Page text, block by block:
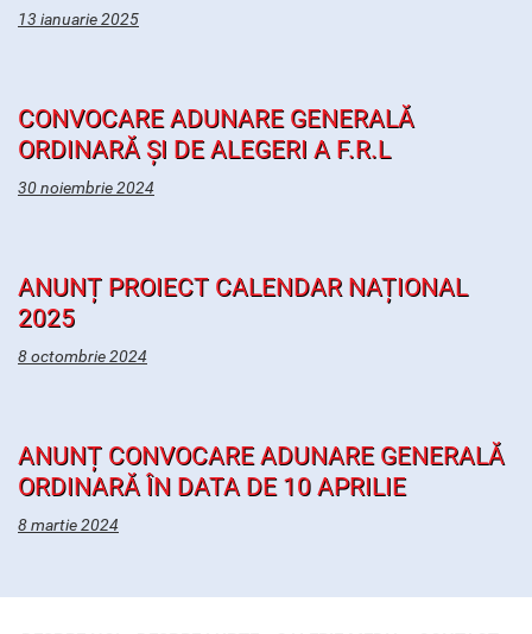
13 ianuarie 2025
CONVOCARE ADUNARE GENERALĂ
ORDINARĂ ȘI DE ALEGERI A F.R.L
30 noiembrie 2024
ANUNȚ PROIECT CALENDAR NAȚIONAL
2025
8 octombrie 2024
ANUNȚ CONVOCARE ADUNARE GENERALĂ
ORDINARĂ ÎN DATA DE 10 APRILIE
8 martie 2024